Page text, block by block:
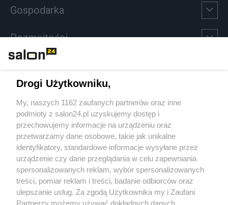
Gospodarka
Rozmaitości
Sport
Społeczeństwo
Kultura
X Facebook Instagram Youtube
Drogi Użytkowniku,
My, naszych 1162 zaufanych partnerów oraz inne
podmioty z salon24.pl uzyskujemy dostęp i
przechowujemy informacje na urządzeniu oraz
przetwarzamy dane osobowe, takie jak unikalne
identyfikatory, standardowe informacje wysyłane przez
urządzenie czy dane przeglądania w celu zapewniania
spersonalizowanych reklam, wybór spersonalizowanych
treści, pomiar reklam i treści, badanie odbiorców oraz
ulepszanie usług. Za zgodą Użytkownika my i Zaufani
Partnerzy możemy używać dokładnych danych